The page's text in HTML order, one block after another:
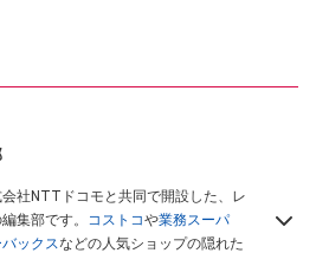
社NTTドコモと共同で開設した、レ
集部です。 コストコや業務スーパ
ックスなどの人気ショップの隠れた